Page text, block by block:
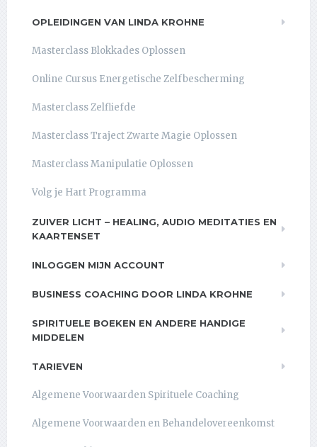
OPLEIDINGEN VAN LINDA KROHNE
Masterclass Blokkades Oplossen
Online Cursus Energetische Zelfbescherming
Masterclass Zelfliefde
Masterclass Traject Zwarte Magie Oplossen
Masterclass Manipulatie Oplossen
Volg je Hart Programma
ZUIVER LICHT – HEALING, AUDIO MEDITATIES EN
KAARTENSET
INLOGGEN MIJN ACCOUNT
BUSINESS COACHING DOOR LINDA KROHNE
SPIRITUELE BOEKEN EN ANDERE HANDIGE
MIDDELEN
TARIEVEN
Algemene Voorwaarden Spirituele Coaching
Algemene Voorwaarden en Behandelovereenkomst